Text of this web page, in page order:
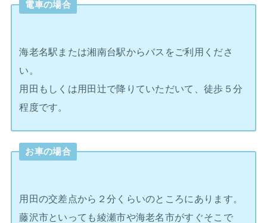
電車の場合
海老名駅または湘南台駅からバスをご利用くださ
い。
用田もしくは用田辻で降りていただいて、徒歩５分
程度です。
お車の場合
用田の交差点から２分くらいのところにあります。
藤沢市といっても綾瀬市や海老名市がすぐそこで